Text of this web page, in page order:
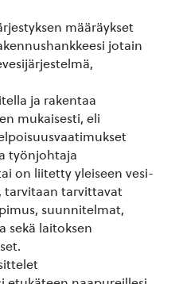
määräykset
jotain
ja rakentaa
mukaisesti, eli
työnjohtaja
on liitetty yleiseen vesi-
tarvitaan tarvittavat
suunnitelmat,
sekä laitoksen